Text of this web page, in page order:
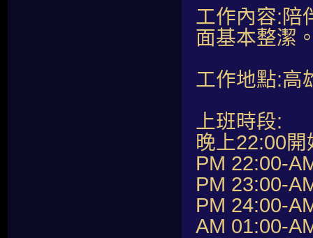
工作內容:陪
面基本整潔
工作地點:高
上班時段:
晚上22:00開
PM 22:00-
PM 23:00-
PM 24:00-
AM 01:00-